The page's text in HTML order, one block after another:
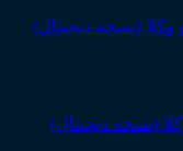
(نسخه دیجیتال)